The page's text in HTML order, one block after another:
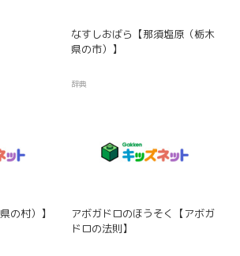
なすしおばら【那須塩原（栃木
県の市）】
辞典
の村）】
アボガドロのほうそく【アボガ
ドロの法則】